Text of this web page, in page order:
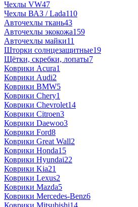
Чехлы VW47
Чехлы ВАЗ / Lada110
Авточехлы ткань43
Авточехлы экокожа159
Авточехлы майки11
Шторки солнцезащитные19
Щётки, скребки, лопаты7
Коврики Acura1
Коврики Audi2
Коврики BMW5
Коврики Chery1
Коврики Chevrolet14
Коврики Citroen3
Коврики Daewoo3
Коврики Ford8
Коврики Great Wall2
Коврики Honda15
Коврики Hyundai22
Коврики Kia21
Коврики Lexus2
Коврики Mazda5
Коврики Mercedes-Benz6
Коврики Mitsubishi14